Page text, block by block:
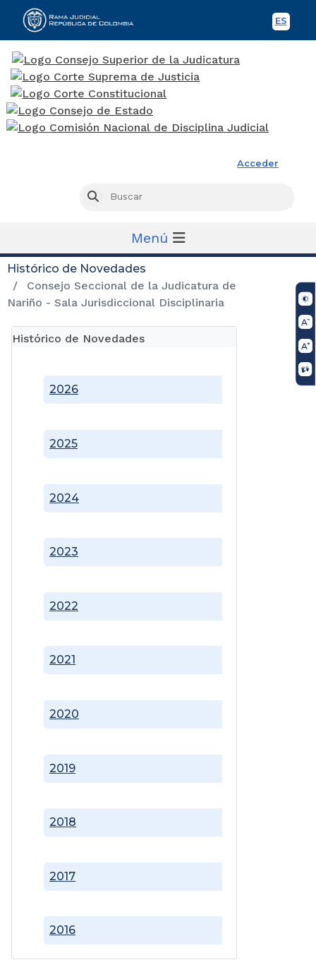
ES
Acceder
Buscar
Menú
Histórico de Novedades
Consejo Seccional de la Judicatura de
Nariño - Sala Jurisdiccional Disciplinaria
Histórico de Novedades
2016
2017
2018
2019
2020
2021
2022
2023
2024
2025
2026